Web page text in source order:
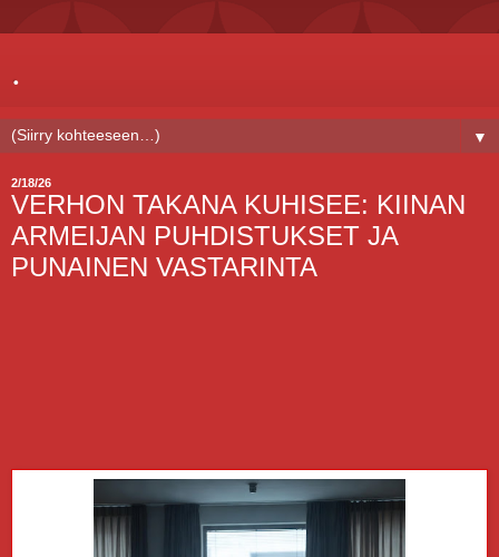
.
▼
2/18/26
VERHON TAKANA KUHISEE: KIINAN
ARMEIJAN PUHDISTUKSET JA
PUNAINEN VASTARINTA